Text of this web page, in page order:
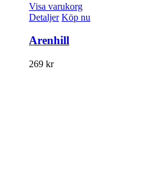
Visa varukorg
Detaljer Köp nu
Arenhill
269 kr